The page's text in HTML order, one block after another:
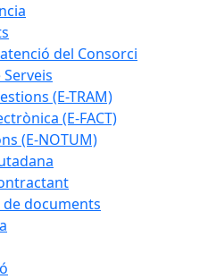
del Consorci
(E-TRAM)
(E-FACT)
(E-NOTUM)
documents